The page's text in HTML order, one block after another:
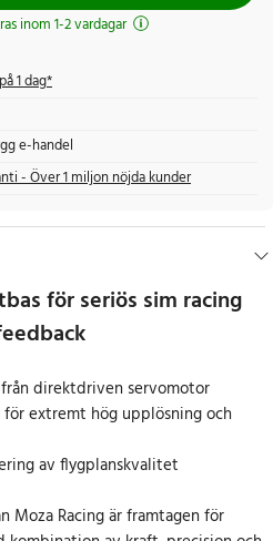
inom 1-2 vardagar
1 dag*
e-handel
- Över 1 miljon nöjda kunder
för seriös sim racing
direktdriven servomotor
extremt hög upplösning och
av flygplanskvalitet
Moza Racing är framtagen för